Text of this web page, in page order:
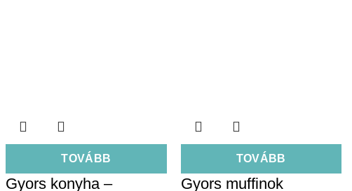
TOVÁBB
Gyors konyha –
TOVÁBB
Gyors muffinok